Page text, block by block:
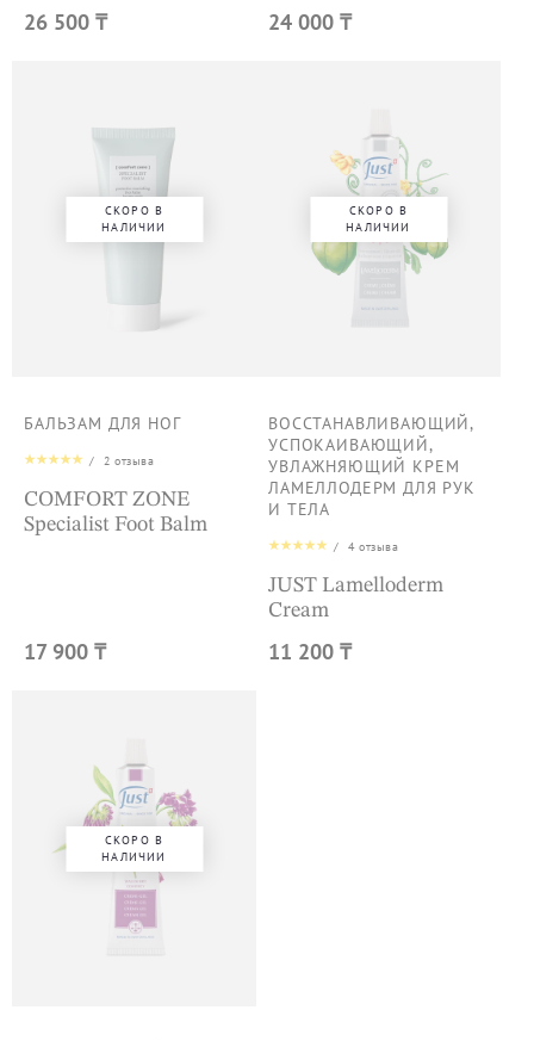
26 500 ₸ 24 000 ₸
СКОРО В
НАЛИЧИИ
БАЛЬЗАМ ДЛЯ НОГ
/ 2 отзыва
COMFORT ZONE
Specialist Foot Balm
17 900 ₸
СКОРО В
НАЛИЧИИ
ВОССТАНАВЛИВАЮЩИЙ,
УСПОКАИВАЮЩИЙ,
УВЛАЖНЯЮЩИЙ КРЕМ
ЛАМЕЛЛОДЕРМ ДЛЯ РУК
И ТЕЛА
/ 4отзыва
JUST Lamelloderm
Cream
11 200 ₸
СКОРО В
НАЛИЧИИ